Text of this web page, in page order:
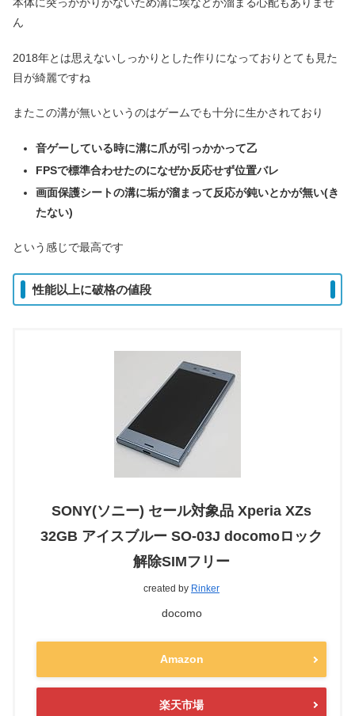
本体に突っかかりがないため溝に埃などが溜まる心配もありませ
ん
2018年とは思えないしっかりとした作りになっておりとても見た
目が綺麗ですね
またこの溝が無いというのはゲームでも十分に生かされており
音ゲーしている時に溝に爪が引っかかって乙
FPSで標準合わせたのになぜか反応せず位置バレ
画面保護シートの溝に垢が溜まって反応が鈍いとかが無い(き
たない)
という感じで最高です
性能以上に破格の値段
SONY(ソニー) セール対象品 Xperia XZs
32GB アイスブルー SO-03J docomoロック
解除SIMフリー
created by Rinker
docomo
Amazon
楽天市場